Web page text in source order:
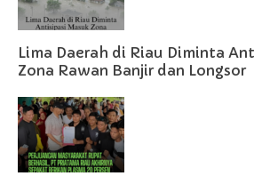
Lima Daerah di Riau Diminta
Zona Rawan Banjir dan Longsor